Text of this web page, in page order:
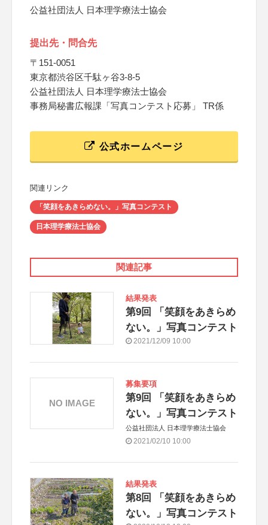
公益社団法人 日本理学療法士協会
提出先・問合先
〒151-0051
東京都渋谷区千駄ヶ谷3-8-5
公益社団法人 日本理学療法士協会
事務局秘書広報課「写真コンテスト応募」 TR係
公式ホームページ
関連リンク
「笑顔をあきらめない。」写真コンテスト
日本理学療法士協会
関連記事
結果発表
第9回 「笑顔をあきらめ
ない。」写真コンテスト
2021/12/09 10:00
募集要項
第9回 「笑顔をあきらめ
ない。」写真コンテスト
公益社団法人 日本理学療法士協会
2021/02/10 10:00
NO IMAGE
結果発表
第8回 「笑顔をあきらめ
ない。」写真コンテスト